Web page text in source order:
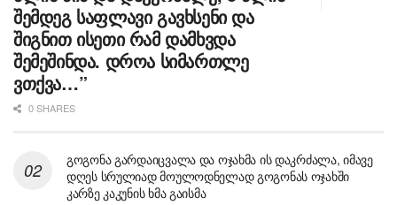
შემდეგ საფლავი გავხსენი და
შიგნით ისეთი რამ დამხვდა
შემეშინდა. დროა სიმართლე
ვთქვა…”
0 SHARES
გოგონა გარდაიცვალა და ოჯახმა ის დაკრძალა, იმავე
დღეს სრულიად მოულოდნელად გოგონას ოჯახში
კარზე კაკუნის ხმა გაისმა